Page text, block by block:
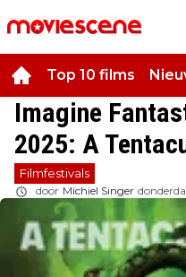
Top 10 films
Imagine
2025: A
Filmfestivals
door Michiel Singer